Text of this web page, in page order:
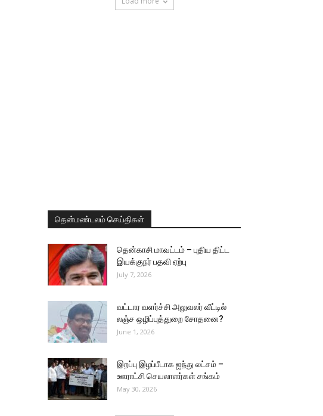
தென்மண்டலம் செய்திகள்
தென்காசி மாவட்டம் – புதிய திட்ட
இயக்குநர் பதவி ஏற்பு
July 7, 2026
வட்டார வளர்ச்சி அலுவலர் வீட்டில்
லஞ்ச ஒழிப்புத்துறை சோதனை?
June 1, 2026
இறப்பு இழப்பீடாக ஐந்து லட்சம் –
ஊராட்சி செயலாளர்கள் சங்கம்
May 30, 2026